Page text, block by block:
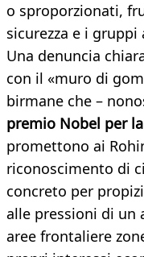
o sproporzionati,
sicurezza e i gruppi
Una denuncia
con il «muro di
birmane che –
premio Nobel per
promettono ai
riconoscimento di
concreto per
alle pressioni di un
aree frontaliere